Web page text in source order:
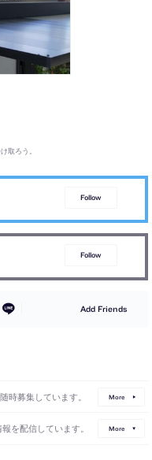
取ろう。
Follow
Follow
Add Friends
時募集しています。 More
を配信しています。 More